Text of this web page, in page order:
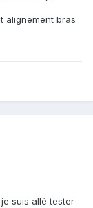
alignement bras
suis allé tester